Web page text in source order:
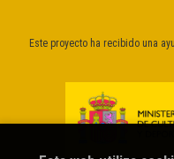
Este proyecto ha recibido una